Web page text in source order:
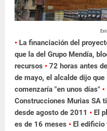
• La financiación del
que la del Grupo Mendía,
recursos • 72 horas antes
de mayo, el alcalde dijo que
comenzaría "en unos días" •
Construcciones Murias SA
desde agosto de 2011 • El
es de 16 meses • El